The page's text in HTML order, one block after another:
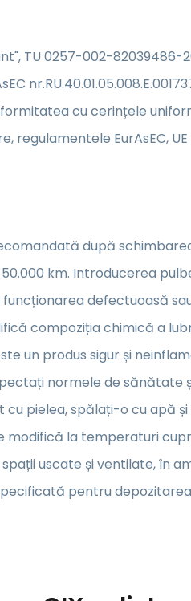
TU 0257-002-82039486-
cu cerințele
regulamentele EurAsEC,
după
km. Introducerea
funcționarea defectuoasă
compoziția chimică a
un produs sigur și
normele de sănătate
pielea, spălați-o cu apă
modifică la temperaturi
spații uscate și ventilate, în
pentru